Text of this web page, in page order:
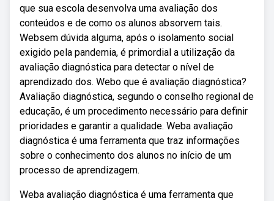
que sua escola desenvolva uma avaliação dos
conteúdos e de como os alunos absorvem tais.
Websem dúvida alguma, após o isolamento social
exigido pela pandemia, é primordial a utilização da
avaliação diagnóstica para detectar o nível de
aprendizado dos. Webo que é avaliação diagnóstica?
Avaliação diagnóstica, segundo o conselho regional de
educação, é um procedimento necessário para definir
prioridades e garantir a qualidade. Weba avaliação
diagnóstica é uma ferramenta que traz informações
sobre o conhecimento dos alunos no início de um
processo de aprendizagem.
Weba avaliação diagnóstica é uma ferramenta que